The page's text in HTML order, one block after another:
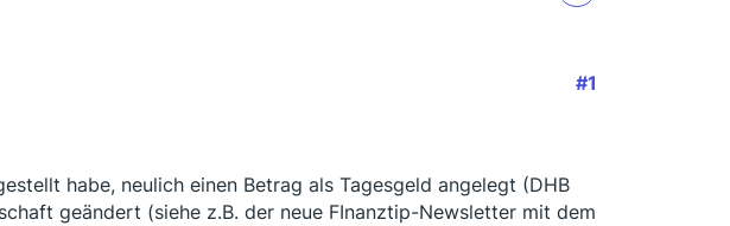
#1
habe, neulich einen Betrag als Tagesgeld angelegt (DHB
geändert (siehe z.B. der neue FInanztip-Newsletter mit dem